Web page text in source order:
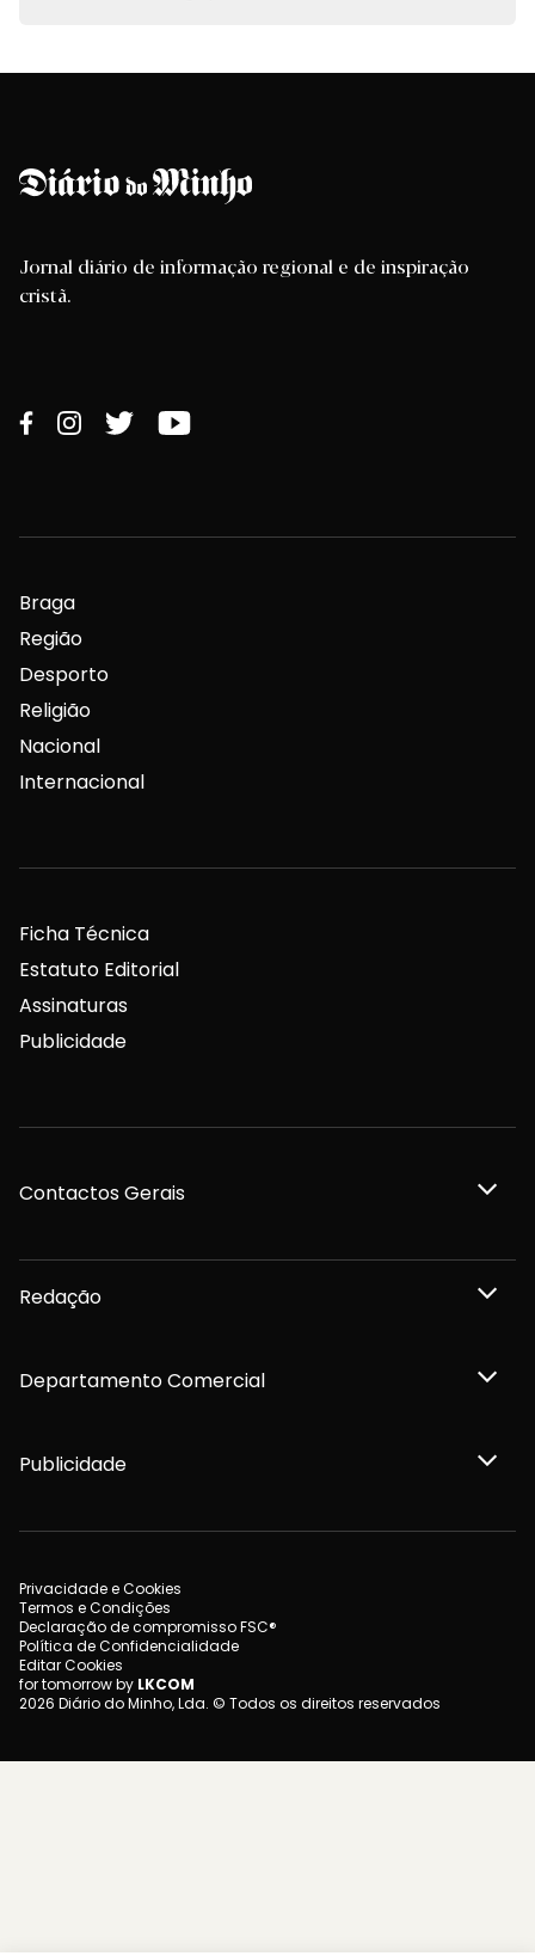
Jornal diário de informação regional e de inspiração
cristã.
Braga
Região
Desporto
Religião
Nacional
Internacional
Ficha Técnica
Estatuto Editorial
Assinaturas
Publicidade
Contactos Gerais
Redação
Departamento Comercial
Publicidade
Privacidade e Cookies
Termos e Condições
Declaração de compromisso FSC®
Política de Confidencialidade
Editar Cookies
for tomorrow by LKCOM
2026 Diário do Minho, Lda. © Todos os direitos reservados